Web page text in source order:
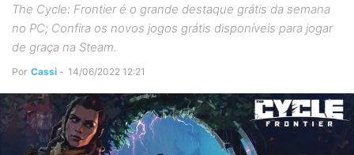
The Cycle: Frontier é o grande destaque grátis da semana
no PC; Confira os novos jogos grátis disponíveis para jogar
de graça na Steam.
Por Cassi - 14/06/2022 12:21